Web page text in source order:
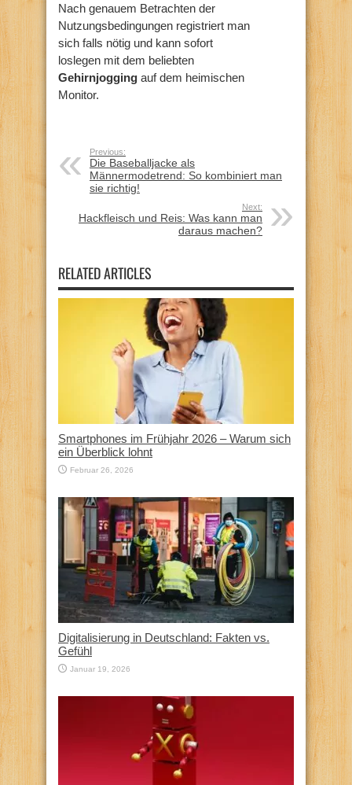
Nach genauem Betrachten der
Nutzungsbedingungen registriert man
sich falls nötig und kann sofort
loslegen mit dem beliebten
Gehirnjogging auf dem heimischen
Monitor.
Previous:
Die Baseballjacke als
Männermodetrend: So kombiniert man
sie richtig!
Next:
Hackfleisch und Reis: Was kann man
daraus machen?
RELATED ARTICLES
Smartphones im Frühjahr 2026 – Warum sich
ein Überblick lohnt
Februar 26, 2026
Digitalisierung in Deutschland: Fakten vs.
Gefühl
Januar 19, 2026